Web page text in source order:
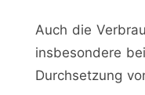
Auch die
insbesondere
Durchsetzung